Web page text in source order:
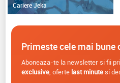
Cariere Jeka
Primeste cele mai bune
Aboneaza-te la newsletter si fii
exclusive, oferte last minutesi